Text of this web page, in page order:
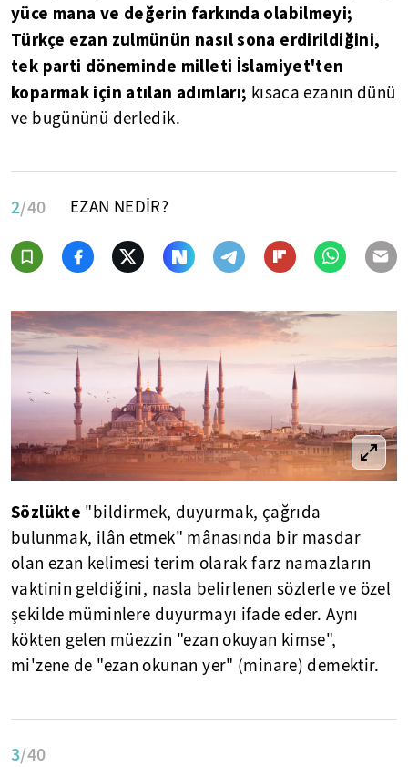
yüce mana ve değerin farkında olabilmeyi;
Türkçe ezan zulmünün nasıl sona erdirildiğini,
tek parti döneminde milleti İslamiyet'ten
koparmak için atılan adımları; kısaca ezanın dünü
ve bugününü derledik.
2/40 EZAN NEDİR?
Sözlükte "bildirmek, duyurmak, çağrıda
bulunmak, ilân etmek" mânasında bir masdar
olan ezan kelimesi terim olarak farz namazların
vaktinin geldiğini, nasla belirlenen sözlerle ve özel
şekilde müminlere duyurmayı ifade eder. Aynı
kökten gelen müezzin "ezan okuyan kimse",
mi'zene de "ezan okunan yer" (minare) demektir.
3/40